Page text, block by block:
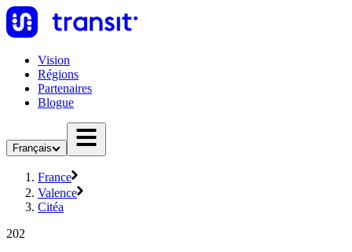
Vision
Régions
Partenaires
Blogue
Français
France
Valence
Citéa
202